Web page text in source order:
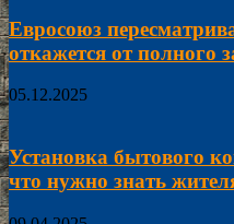
Евросоюз
откажется от полного
05.12.2025
Установка бытового
что нужно знать